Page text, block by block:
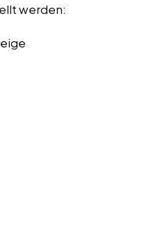
werden: